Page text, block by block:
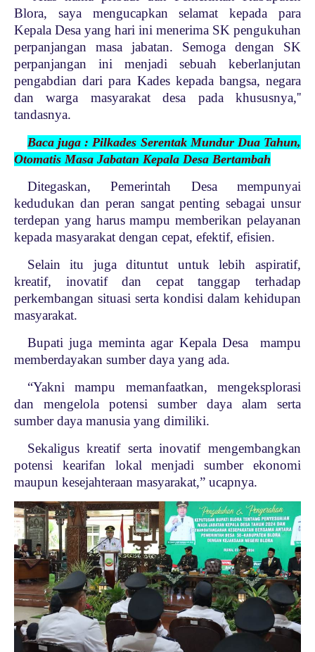
Blora, saya mengucapkan selamat kepada para
Kepala Desa yang hari ini menerima SK pengukuhan
perpanjangan masa jabatan. Semoga dengan SK
perpanjangan ini menjadi sebuah keberlanjutan
pengabdian dari para Kades kepada bangsa, negara
dan warga masyarakat desa pada khususnya,''
tandasnya.
Baca juga : Pilkades Serentak Mundur Dua Tahun,
Otomatis Masa Jabatan Kepala Desa Bertambah
Ditegaskan, Pemerintah Desa mempunyai
kedudukan dan peran sangat penting sebagai unsur
terdepan yang harus mampu memberikan pelayanan
kepada masyarakat dengan cepat, efektif, efisien.
Selain itu juga dituntut untuk lebih aspiratif,
kreatif, inovatif dan cepat tanggap terhadap
perkembangan situasi serta kondisi dalam kehidupan
masyarakat.
Bupati juga meminta agar Kepala Desa mampu
memberdayakan sumber daya yang ada.
“Yakni mampu memanfaatkan, mengeksplorasi
dan mengelola potensi sumber daya alam serta
sumber daya manusia yang dimiliki.
Sekaligus kreatif serta inovatif mengembangkan
potensi kearifan lokal menjadi sumber ekonomi
maupun kesejahteraan masyarakat,” ucapnya.